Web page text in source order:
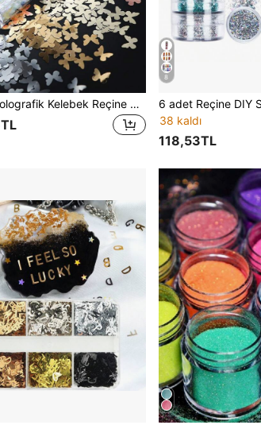
1 Kutu Holografik Kelebek Reçine Dolgu Malzemesi, Sim İçerir, Kendin Yap Epoksi Reçine Silikon Kalıp Dolgu Malzemesi, Yaz El Sanatları, Takı Kolye Uçları, Takı Yapımı İçin Uygundur
8
38 kaldı
118,53TL